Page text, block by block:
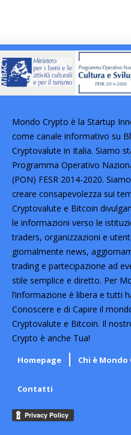
Mondo Crypto è la Startup
come canale informativo su
Cryptovalute in Italia. Siamo
Programma Operativo
(PON) FESR 2014-2020.
creare consapevolezza sui
Cryptovalute e Bitcoin
le informazioni verso le
traders, organizzazioni e
giornalmente news,
trading e partecipazione ad
stile semplice e diretto. Per
l’informazione è libera e tutti
Conoscere e di Capire il
Cryptovalute e Bitcoin. Il
Crypto è anche Tua!
Homepage Chi è Mondo
Contatti